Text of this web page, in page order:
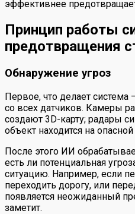
эффективнее
Принцип работы
предотвращения
Обнаружение угроз
Первое, что делает
со всех датчиков. Камеры
создают 3D-карту; радары
объект находится на
После этого ИИ
есть ли потенциальная
ситуацию. Например, если
переходить дорогу, или
появляется неожиданный
заметит.